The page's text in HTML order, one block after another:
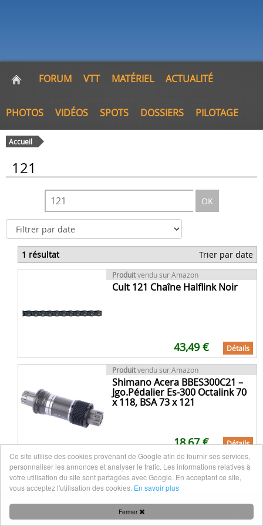
FORUM VTT MATÉRIEL ACTUALITÉ
PHOTOS VIDÉOS SPOTS DOSSIERS PILOTAGE
Accueil
121
OK
1 résultat Trier par date
Produitvendu sur Amazon
Cult 121 Chaîne Halflink Noir
43,49 € Détails
Produitvendu sur Amazon
Shimano Acera BBES300C21 –
Jgo.Pédalier Es-300 Octalink 70
x 118, BSA 73 x 121
18,67 € Détails
VTTpublié le 20 août 2014 à 16:18
Carraro E-nergy S 121 650B 2014
Mentions légales
Fermer
Ce site utilise des cookies provenant de Google afin de fournir ses services,
personnaliser les annonces et analyser le trafic. Les informations relatives à
votre utilisation du site sont partagées avec Google. En acceptant ce site,
vous acceptez l'utilisation des cookies. En savoir plus